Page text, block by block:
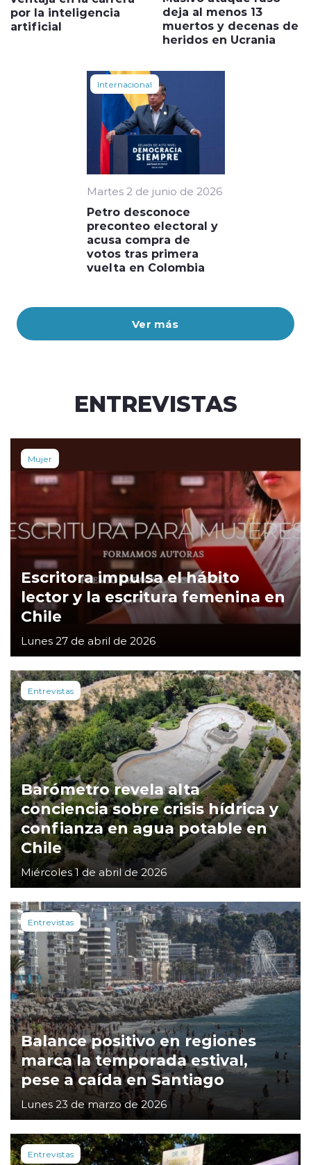
Ver más
por la inteligencia
artificial
deja al menos 13
muertos y decenas de
heridos en Ucrania
Internacional
Martes 2 de junio de 2026
Petro desconoce
preconteo electoral y
acusa compra de
votos tras primera
vuelta en Colombia
ENTREVISTAS
Mujer
Escritora impulsa el hábito
lector y la escritura femenina en
Chile
Lunes 27 de abril de 2026
Entrevistas
Barómetro revela alta
conciencia sobre crisis hídrica y
confianza en agua potable en
Chile
Miércoles 1 de abril de 2026
Entrevistas
Balance positivo en regiones
marca la temporada estival,
pese a caída en Santiago
Lunes 23 de marzo de 2026
Entrevistas